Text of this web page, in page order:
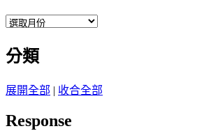
彙
分類
展開全部 | 收合全部
Response